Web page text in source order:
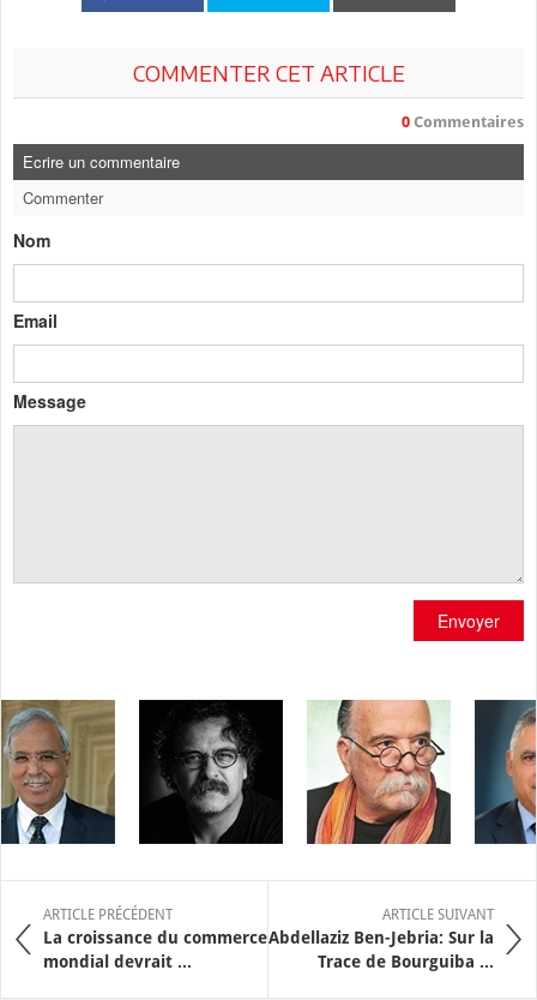
COMMENTER CET ARTICLE
0 Commentaires
Ecrire un commentaire
Commenter
Nom
Email
Message
Envoyer
ARTICLE PRÉCÉDENT
La croissance du commerce
mondial devrait ...
ARTICLE SUIVANT
Abdellaziz Ben-Jebria: Sur la
Trace de Bourguiba ...